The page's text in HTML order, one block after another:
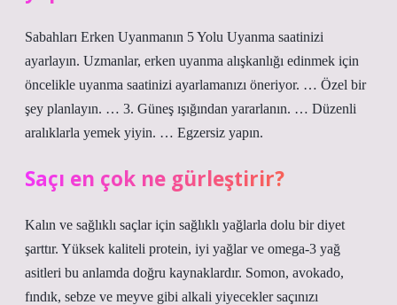
Sabahları Erken Uyanmanın 5 Yolu Uyanma saatinizi
ayarlayın. Uzmanlar, erken uyanma alışkanlığı edinmek için
öncelikle uyanma saatinizi ayarlamanızı öneriyor. … Özel bir
şey planlayın. … 3. Güneş ışığından yararlanın. … Düzenli
aralıklarla yemek yiyin. … Egzersiz yapın.
Saçı en çok ne gürleştirir?
Kalın ve sağlıklı saçlar için sağlıklı yağlarla dolu bir diyet
şarttır. Yüksek kaliteli protein, iyi yağlar ve omega-3 yağ
asitleri bu anlamda doğru kaynaklardır. Somon, avokado,
fındık, sebze ve meyve gibi alkali yiyecekler saçınızı